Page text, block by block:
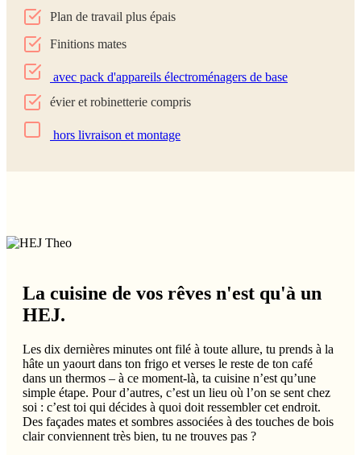
Plan de travail plus épais
Finitions mates
avec pack d'appareils électroménagers de base
évier et robinetterie compris
hors livraison et montage
La cuisine de vos rêves n'est qu'à un
HEJ.
Les dix dernières minutes ont filé à toute allure, tu prends à la
hâte un yaourt dans ton frigo et verses le reste de ton café
dans un thermos – à ce moment-là, ta cuisine n’est qu’une
simple étape. Pour d’autres, c’est un lieu où l’on se sent chez
soi : c’est toi qui décides à quoi doit ressembler cet endroit.
Des façades mates et sombres associées à des touches de bois
clair conviennent très bien, tu ne trouves pas ?